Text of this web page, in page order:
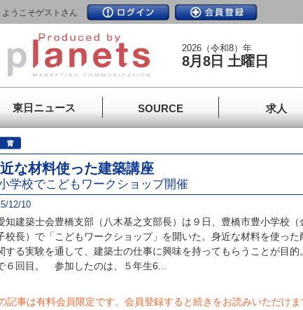
ようこそゲストさん
2026（令和8）年
8月8日 土曜日
東日ニュース SOURCE 求人
な材料使った建築講座
学校でこどもワークショップ開催
12/10
建築士会豊橋支部（八木基之支部長）は９日、豊橋市豊小学校（
校長）で「こどもワークショップ」を開いた。身近な材料を使った
する実験を通して、建築士の仕事に興味を持ってもらうことが目的
６回目。 参加したのは、５年生6...
記事は有料会員限定です。 会員登録すると続きをお読みいただけま